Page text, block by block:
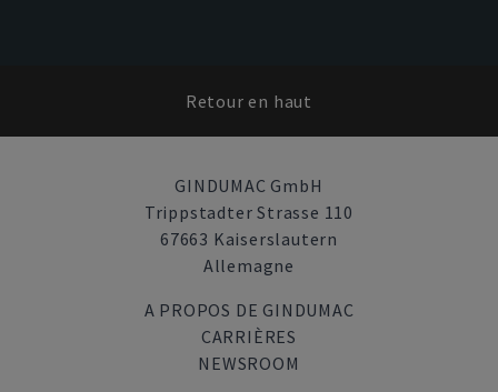
Retour en haut
GINDUMAC GmbH
Trippstadter Strasse 110
67663 Kaiserslautern
Allemagne
A PROPOS DE GINDUMAC
CARRIÈRES
NEWSROOM